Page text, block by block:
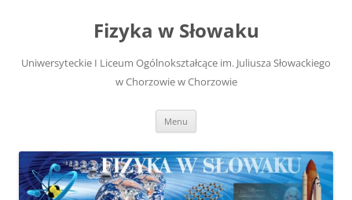
Fizyka w Słowaku
Uniwersyteckie I Liceum Ogólnokształcące im. Juliusza Słowackiego
w Chorzowie w Chorzowie
Menu